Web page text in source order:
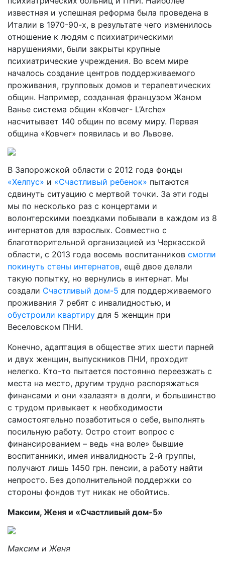
известная и успешная реформа была проведена в
Италии в 1970-90-х, в результате чего изменилось
отношение к людям с психиатрическими
нарушениями, были закрыты крупные
психиатрические учреждения. Во всем мире
началось создание центров поддерживаемого
проживания, групповых домов и терапевтических
общин. Например, созданная французом Жаном
Ванье система общин «Ковчег- L’Arche»
насчитывает 140 общин по всему миру. Первая
община «Ковчег» появилась и во Львове.
В Запорожской области с 2012 года фонды
«Хелпус» и «Счастливый ребенок» пытаются
сдвинуть ситуацию с мертвой точки. За эти годы
мы по несколько раз с концертами и
волонтерскими поездками побывали в каждом из 8
интернатов для взрослых. Совместно с
благотворительной организацией из Черкасской
области, с 2013 года восемь воспитанников смогли
покинуть стены интернатов, ещё двое делали
такую попытку, но вернулись в интернат. Мы
создали Счастливый дом-5 для поддерживаемого
проживания 7 ребят с инвалидностью, и
обустроили квартиру для 5 женщин при
Веселовском ПНИ.
Конечно, адаптация в обществе этих шести парней
и двух женщин, выпускников ПНИ, проходит
нелегко. Кто-то пытается постоянно переезжать с
места на место, другим трудно распоряжаться
финансами и они «залазят» в долги, и большинство
с трудом привыкает к необходимости
самостоятельно позаботиться о себе, выполнять
посильную работу. Остро стоит вопрос с
финансированием – ведь «на воле» бывшие
воспитанники, имея инвалидность 2-й группы,
получают лишь 1450 грн. пенсии, а работу найти
непросто. Без дополнительной поддержки со
стороны фондов тут никак не обойтись.
Максим, Женя и «Счастливый дом-5»
Максим и Женя